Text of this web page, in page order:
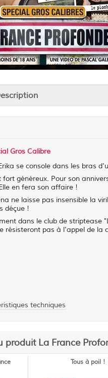
Gros Calibre
se console dans les bras
généreux. Pour son
en fera son affaire !
ne laisse pas insensible la
déçue !
dans le club de
résisteront pas à l'appel de la
techniques
produit La France
Tous à poil !